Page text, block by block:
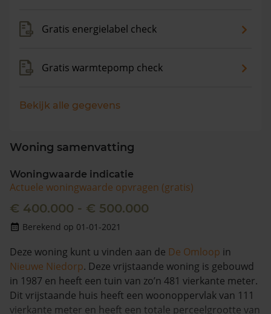
Gratis energielabel check
Gratis warmtepomp check
Bekijk alle gegevens
Woning samenvatting
Woningwaarde indicatie
Actuele woningwaarde opvragen (gratis)
€ 400.000 - € 500.000
Berekend op 01-01-2021
Deze woning kunt u vinden aan de De Omloop in
Nieuwe Niedorp. Deze vrijstaande woning is gebouwd
in 1987 en heeft een tuin van zo’n 481 vierkante meter.
Dit vrijstaande huis heeft een woonoppervlak van 111
vierkante meter en heeft een totale perceelgrootte van